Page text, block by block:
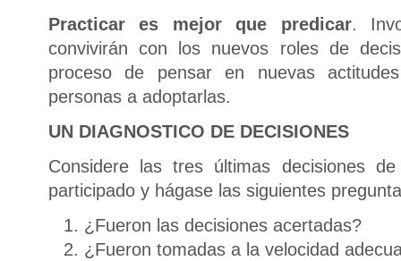
Practicar es mejor que predicar.
convivirán con los nuevos roles de
proceso de pensar en nuevas
personas a adoptarlas.
UN DIAGNOSTICO DE DECISIONES
Considere las tres últimas decisiones
participado y hágase las siguientes
¿Fueron las decisiones acertadas?
¿Fueron tomadas a la velocidad